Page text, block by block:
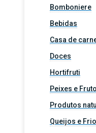
Bomboniere
Bebidas
Casa de
Doces
Hortifruti
Peixes e
Produtos
Queijos e